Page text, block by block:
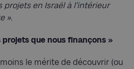
projets en Israël à l’intérieur
».
projets que nous finançons »
le mérite de découvrir (ou